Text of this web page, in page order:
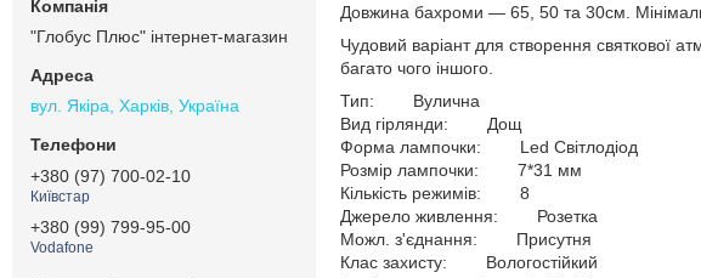
Довжина бахроми — 65, 50 та 30см.
Чудовий варіант для створення святкової
багато чого іншого.
Тип: Вулична
Вид гірлянди: Дощ
Форма лампочки: Led Світлодіод
Розмір лампочки: 7*31 мм
Кількість режимів: 8
Джерело живлення: Розетка
Можл. з'єднання: Присутня
Клас захисту: Вологостійкий
"Глобус Плюс" інтернет-магазин
вул. Якіра, Харків, Україна
+380 (97) 700-02-10
Київстар
+380 (99) 799-95-00
Vodafone